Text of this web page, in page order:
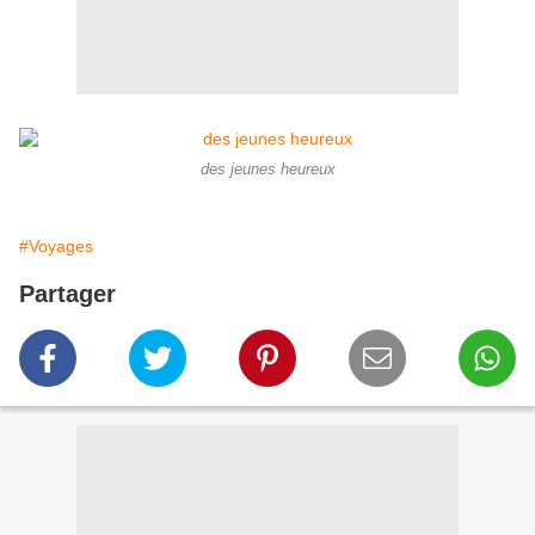
des jeunes heureux
#Voyages
Partager